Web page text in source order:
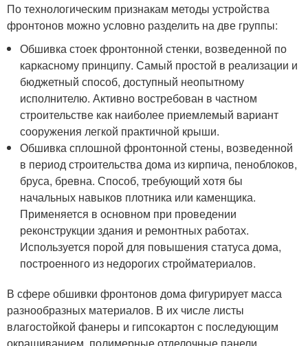
По технологическим признакам методы устройства
фронтонов можно условно разделить на две группы:
Обшивка стоек фронтонной стенки, возведенной по
каркасному принципу. Самый простой в реализации и
бюджетный способ, доступный неопытному
исполнителю. Активно востребован в частном
строительстве как наиболее приемлемый вариант
сооружения легкой практичной крыши.
Обшивка сплошной фронтонной стены, возведенной
в период строительства дома из кирпича, пеноблоков,
бруса, бревна. Способ, требующий хотя бы
начальных навыков плотника или каменщика.
Применяется в основном при проведении
реконструкции здания и ремонтных работах.
Используется порой для повышения статуса дома,
построенного из недорогих стройматериалов.
В сфере обшивки фронтонов дома фигурирует масса
разнообразных материалов. В их числе листы
влагостойкой фанеры и гипсокартон с последующим